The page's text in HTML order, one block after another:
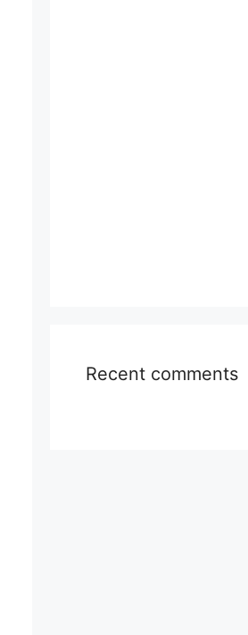
Recent comments